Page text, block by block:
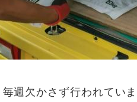
週欠かさず行われていま